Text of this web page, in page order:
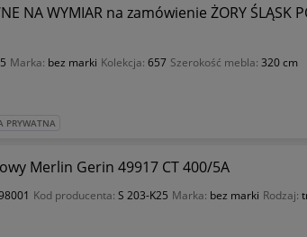
NA WYMIAR na zamówienie ŻORY ŚLĄSK
Marka: bez marki Kolekcja: 657 Szerokość mebla: 320 cm
PRYWATNA
Merlin Gerin 49917 CT 400/5A
Kod producenta: S 203-K25 Marka: bez marki Rodzaj: